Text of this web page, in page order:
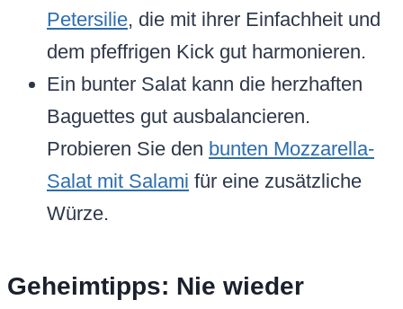
Petersilie, die mit ihrer Einfachheit und
dem pfeffrigen Kick gut harmonieren.
Ein bunter Salat kann die herzhaften
Baguettes gut ausbalancieren.
Probieren Sie den bunten Mozzarella-
Salat mit Salami für eine zusätzliche
Würze.
Geheimtipps: Nie wieder